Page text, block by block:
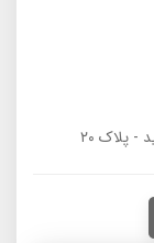
- پلاک ۲۰